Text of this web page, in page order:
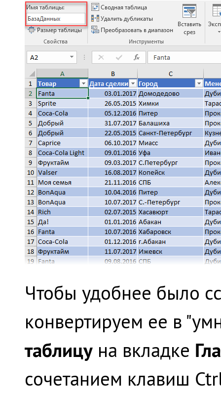
Чтобы удобнее было
конвертируем ее в
таблицу на вкладке
сочетанием клавиш